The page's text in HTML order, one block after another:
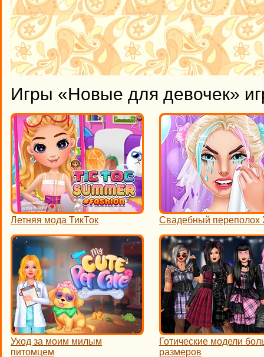
Игры «Новые для девочек»
Летняя мода ТикТок Свадебный переполох
Уход за моим милым
питомцем
Готические модели
размеров